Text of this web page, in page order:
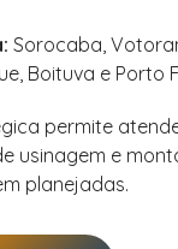
Sorocaba,
Boituva e Porto
permite
usinagem e
planejadas.